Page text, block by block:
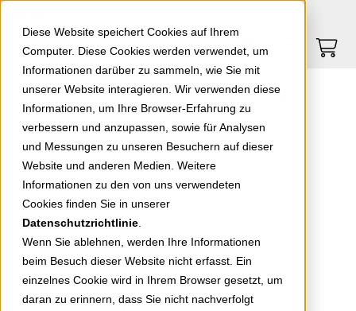
Diese Website speichert Cookies auf Ihrem
Computer. Diese Cookies werden verwendet, um
Informationen darüber zu sammeln, wie Sie mit
unserer Website interagieren. Wir verwenden diese
Informationen, um Ihre Browser-Erfahrung zu
verbessern und anzupassen, sowie für Analysen
und Messungen zu unseren Besuchern auf dieser
Website und anderen Medien. Weitere
Informationen zu den von uns verwendeten
Cookies finden Sie in unserer
Datenschutzrichtlinie
Wenn Sie ablehnen, werden Ihre Informationen
beim Besuch dieser Website nicht erfasst. Ein
einzelnes Cookie wird in Ihrem Browser gesetzt, um
daran zu erinnern, dass Sie nicht nachverfolgt
Springe zu Hauptinhalt Springe zum Footer
0
Doepke Leuchtmelder weiß RL 230-1W
zurück zur Übersicht